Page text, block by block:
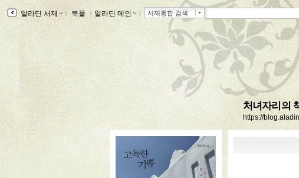
알라딘 서재 ｌ 북플 ｌ 알라딘 메인 ｌ 서재통합 검색
처녀자리의
https://